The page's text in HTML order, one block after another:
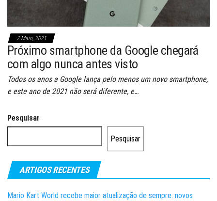
7 Maio, 2021
Próximo smartphone da Google chegará
com algo nunca antes visto
Todos os anos a Google lança pelo menos um novo smartphone,
e este ano de 2021 não será diferente, e…
Pesquisar
Pesquisar
ARTIGOS RECENTES
Mario Kart World recebe maior atualização de sempre: novos